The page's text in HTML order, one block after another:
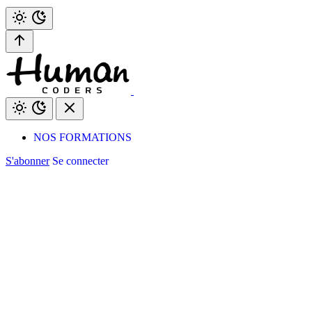
NOS FORMATIONS
S'abonner Se connecter